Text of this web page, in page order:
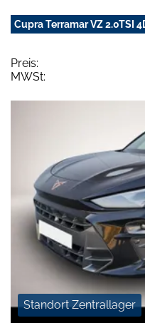
Cupra Terramar VZ 2.0TSI
Preis:
MWSt:
Standort Zentrallager